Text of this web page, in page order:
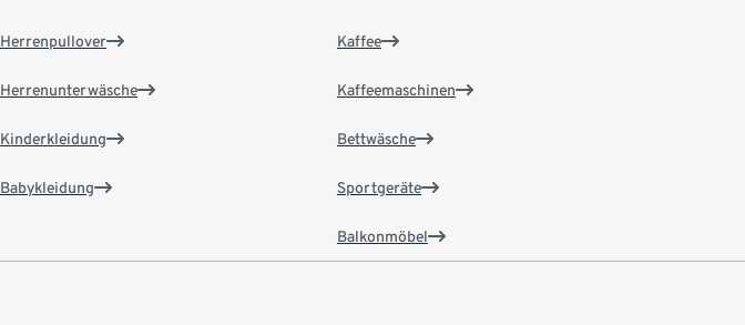
Herrenpullover
Herrenunterwäsche
Kinderkleidung
Babykleidung
Kaffee
Kaffeemaschinen
Bettwäsche
Sportgeräte
Balkonmöbel